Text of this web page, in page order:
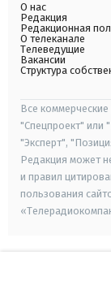
О нас
Редакция
Редакционная
О телеканале
Телеведущие
Вакансии
Структура
Все
"Спецпроект" или
"Эксперт",
Редакция может
и правил
пользования